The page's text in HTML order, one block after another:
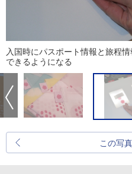
入国時にパスポート情報と旅程
できるようになる
この写